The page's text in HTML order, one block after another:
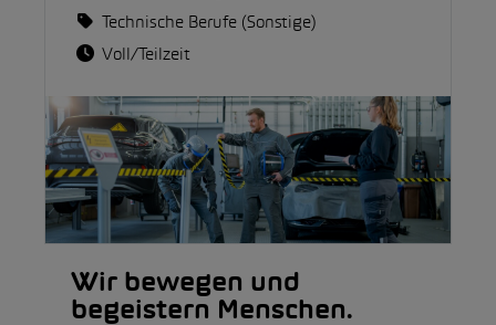
Technische Berufe (Sonstige)
Voll/Teilzeit
Wir bewegen und
begeistern Menschen.